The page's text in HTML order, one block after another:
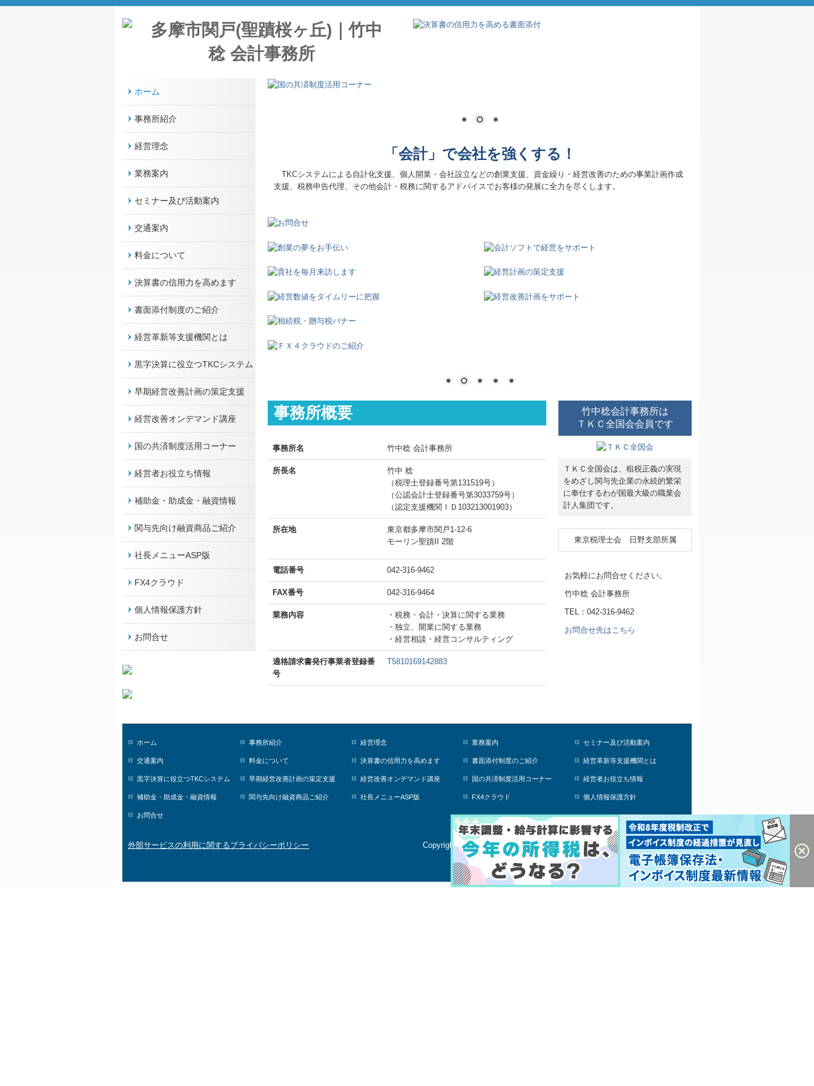
ホーム
事務所紹介
経営理念
業務案内
セミナー及び活動案内
交通案内
料金について
決算書の信用力を高めます
書面添付制度のご紹介
経営革新等支援機関とは
黒字決算に役立つTKCシステム
早期経営改善計画の策定支援
経営改善オンデマンド講座
国の共済制度活用コーナー
経営者お役立ち情報
補助金・助成金・融資情報
関与先向け融資商品ご紹介
社長メニューASP版
FX4クラウド
個人情報保護方針
お問合せ
「会計」で会社を強くする！
TKCシステムによる自計化支援、個人開業・会社設立などの創業支援、資金繰り・経営改善のための事業計画作成
支援、税務申告代理、その他会計・税務に関するアドバイスでお客様の発展に全力を尽くします。
事務所概要
事務所名 竹中稔 会計事務所
所長名
竹中 稔
（税理士登録番号第131519号）
（公認会計士登録番号第3033759号）
（認定支援機関ＩＤ103213001903）
所在地
東京都多摩市関戸1-12-6
モーリン聖蹟II 2階
電話番号 042-316-9462
FAX番号 042-316-9464
業務内容
・税務・会計・決算に関する業務
・独立、開業に関する業務
・経営相談・経営コンサルティング
適格請求書発行事業者登録番
号
T5810169142883
竹中稔会計事務所は
ＴＫＣ全国会会員です
ＴＫＣ全国会は、租税正義の実現
をめざし関与先企業の永続的繁栄
に奉仕するわが国最大級の職業会
計人集団です。
東京税理士会 日野支部所属
お気軽にお問合せください。
竹中稔 会計事務所
TEL：042-316-9462
お問合せ先はこちら
ホーム 事務所紹介 経営理念 業務案内 セミナー及び活動案内
交通案内 料金について 決算書の信用力を高めます 書面添付制度のご紹介 経営革新等支援機関とは
黒字決算に役立つTKCシステム 早期経営改善計画の策定支援 経営改善オンデマンド講座 国の共済制度活用コーナー 経営者お役立ち情報
補助金・助成金・融資情報 関与先向け融資商品ご紹介 社長メニューASP版 FX4クラウド 個人情報保護方針
お問合せ
外部サービスの利用に関するプライバシーポリシー
Copyright (c) 2026 MINORU TAKENAKA ACCOUNTING OFFICE All Rights
Reserved.